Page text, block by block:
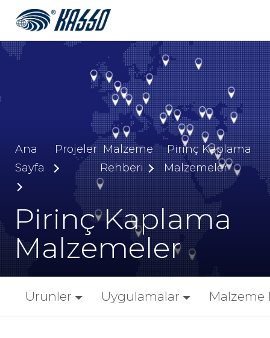
Ana
Sayfa
Projeler Malzeme
Rehberi
Pirinç Kaplama
Malzemeler
Pirinç Kaplama
Malzemeler
Ürünler Uygulamalar Malzeme